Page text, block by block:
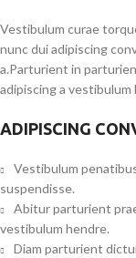
Vestibulum curae
nunc dui adipiscing
a.Parturient in
adipiscing a
ADIPISCING
Vestibulum
suspendisse.
Abitur parturient
vestibulum hendre.
Diam parturient